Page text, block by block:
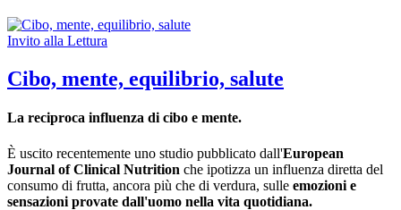
Invito alla Lettura
Cibo, mente, equilibrio, salute
La reciproca influenza di cibo e mente.
È uscito recentemente uno studio pubblicato dall'European
Journal of Clinical Nutrition che ipotizza un influenza diretta del
consumo di frutta, ancora più che di verdura, sulle emozioni e
sensazioni provate dall'uomo nella vita quotidiana.